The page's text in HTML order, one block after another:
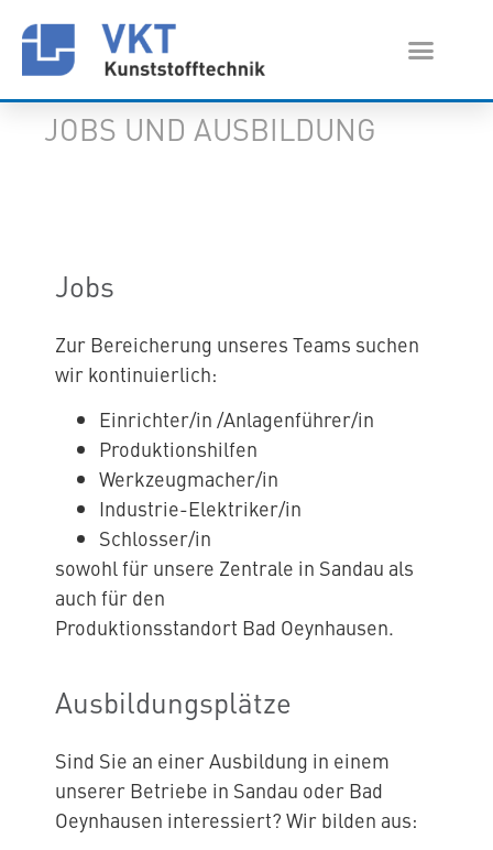
JOBS UND AUSBILDUNG
Jobs
Zur Bereicherung unseres Teams suchen
wir kontinuierlich:
Einrichter/in /Anlagenführer/in
Produktionshilfen
Werkzeugmacher/in
Industrie-Elektriker/in
Schlosser/in
sowohl für unsere Zentrale in Sandau als
auch für den
Produktionsstandort Bad Oeynhausen.
Ausbildungsplätze
Sind Sie an einer Ausbildung in einem
unserer Betriebe in Sandau oder Bad
Oeynhausen interessiert? Wir bilden aus: